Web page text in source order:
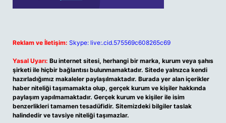
Reklam ve İletişim: Skype: live:.cid.575569c608265c69
Yasal Uyarı: Bu internet sitesi, herhangi bir marka, kurum veya şahıs
şirketi ile hiçbir bağlantısı bulunmamaktadır. Sitede yalnızca kendi
hazırladığımız makaleler paylaşılmaktadır. Burada yer alan içerikler
haber niteliği taşımamakta olup, gerçek kurum ve kişiler hakkında
paylaşım yapılmamaktadır. Gerçek kurum ve kişiler ile isim
benzerlikleri tamamen tesadüfidir. Sitemizdeki bilgiler taslak
halindedir ve tavsiye niteliği taşımazlar.